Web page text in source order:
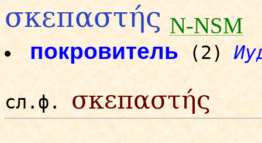
σκεπαστής N-NSM
покровитель (2)
сл.ф. σκεπαστής